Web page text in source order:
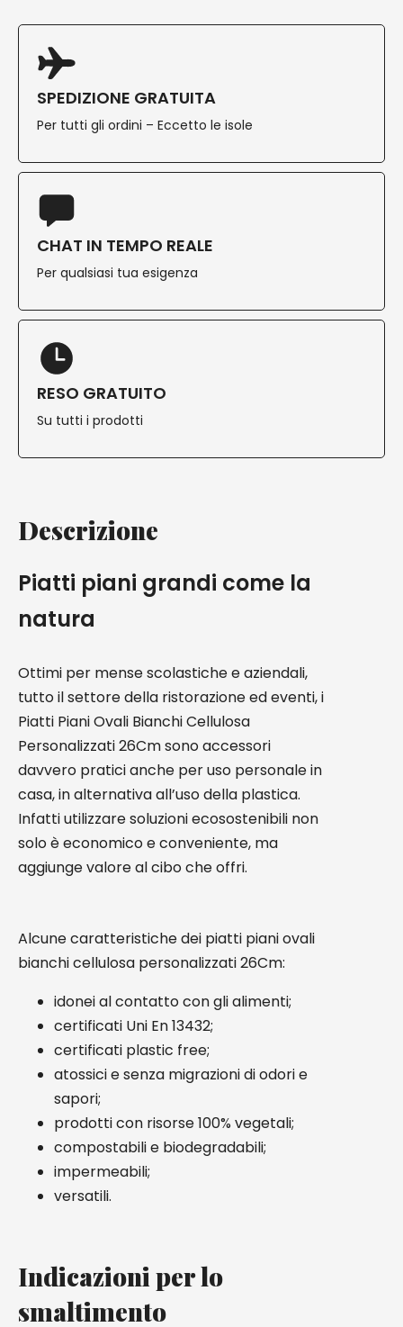
SPEDIZIONE GRATUITA
Per tutti gli ordini – Eccetto le isole
CHAT IN TEMPO REALE
Per qualsiasi tua esigenza
RESO GRATUITO
Su tutti i prodotti
Descrizione
Piatti piani grandi come la
natura
Ottimi per mense scolastiche e aziendali,
tutto il settore della ristorazione ed eventi, i
Piatti Piani Ovali Bianchi Cellulosa
Personalizzati 26Cm sono accessori
davvero pratici anche per uso personale in
casa, in alternativa all’uso della plastica.
Infatti utilizzare soluzioni ecosostenibili non
solo è economico e conveniente, ma
aggiunge valore al cibo che offri.
Alcune caratteristiche dei piatti piani ovali
bianchi cellulosa personalizzati 26Cm:
idonei al contatto con gli alimenti;
certificati Uni En 13432;
certificati plastic free;
atossici e senza migrazioni di odori e
sapori;
prodotti con risorse 100% vegetali;
compostabili e biodegradabili;
impermeabili;
versatili.
Indicazioni per lo
smaltimento